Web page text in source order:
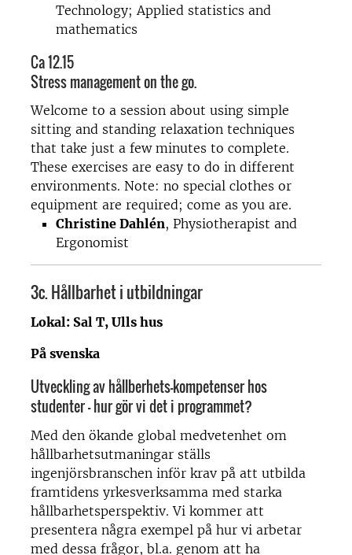
Technology; Applied statistics and
mathematics
Ca 12.15
Stress management on the go.
Welcome to a session about using simple
sitting and standing relaxation techniques
that take just a few minutes to complete.
These exercises are easy to do in different
environments. Note: no special clothes or
equipment are required; come as you are.
Christine Dahlén, Physiotherapist and
Ergonomist
3c.Hållbarhet i utbildningar
Lokal: Sal T, Ulls hus
På svenska
Utveckling av hållberhets-kompetenser hos
studenter – hur gör vi det i programmet?
Med den ökande global medvetenhet om
hållbarhetsutmaningar ställs
ingenjörsbranschen inför krav på att utbilda
framtidens yrkesverksamma med starka
hållbarhetsperspektiv. Vi kommer att
presentera några exempel på hur vi arbetar
med dessa frågor, bl.a. genom att ha